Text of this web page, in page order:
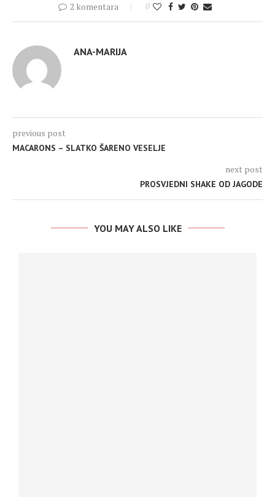
2 komentara 0
ANA-MARIJA
previous post
MACARONS – SLATKO ŠARENO VESELJE
next post
PROSVJEDNI SHAKE OD JAGODE
YOU MAY ALSO LIKE